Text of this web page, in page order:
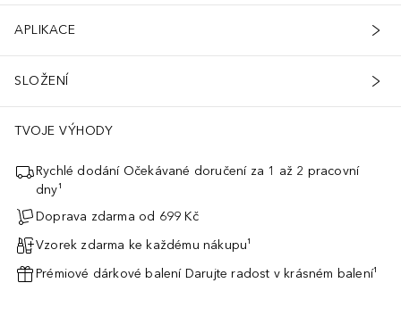
APLIKACE
SLOŽENÍ
TVOJE VÝHODY
Rychlé dodání Očekávané doručení za 1 až 2 pracovní
dny¹
Doprava zdarma od 699 Kč
Vzorek zdarma ke každému nákupu¹
Prémiové dárkové balení Darujte radost v krásném balení¹